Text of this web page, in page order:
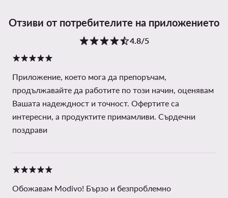
Отзиви от потребителите на приложението
4.8/5
Приложение, което мога да препоръчам,
продължавайте да работите по този начин, оценявам
Вашата надеждност и точност. Офертите са
интересни, а продуктите примамливи. Сърдечни
поздрави
Обожавам Modivo! Бързо и безпроблемно